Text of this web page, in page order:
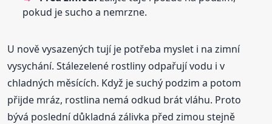
pokud je sucho a nemrzne.
U nově vysazených tují je potřeba myslet i na zimní
vysychání. Stálezelené rostliny odpařují vodu i v
chladných měsících. Když je suchý podzim a potom
přijde mráz, rostlina nemá odkud brát vláhu. Proto
bývá poslední důkladná zálivka před zimou stejně